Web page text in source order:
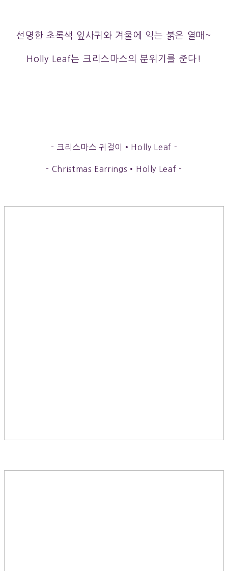
선명한 초록색 잎사귀와 겨울에 익는 붉은 열매~
Holly Leaf는 크리스마스의 분위기를 준다!
- 크리스마스 귀걸이•Holly Leaf -
- Christmas Earrings•Holly Leaf -